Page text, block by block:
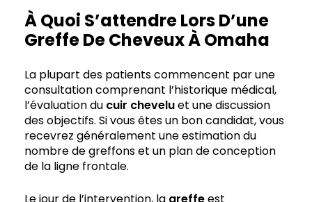
À Quoi S’attendre Lors D’une
Greffe De Cheveux À Omaha
La plupart des patients commencent par une
consultation comprenant l’historique médical,
l’évaluation du cuir cheveluet une discussion
des objectifs. Si vous êtes un bon candidat, vous
recevrez généralement une estimation du
nombre de greffons et un plan de conception
de la ligne frontale.